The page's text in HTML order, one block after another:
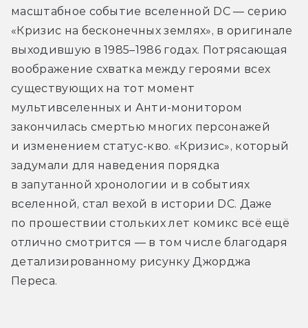
масштабное событие вселенной DC — серию
«Кризис на бесконечных землях», в оригинале
выходившую в 1985–1986 годах. Потрясающая
воображение схватка между героями всех
существующих на тот момент
мультивселенных и Анти-монитором
закончилась смертью многих персонажей
и изменением статус-кво. «Кризис», который
задумали для наведения порядка
в запутанной хронологии и в событиях
вселенной, стал вехой в истории DC. Даже
по прошествии стольких лет комикс всё ещё
отлично смотрится — в том числе благодаря
детализированному рисунку Джорджа
Переса.